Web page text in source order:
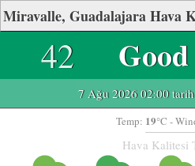
Miravalle, Guadalajara Hava
42 Good
7 Ağu 2026 02:00
Temp: 19°C -
Hava Kalitesi